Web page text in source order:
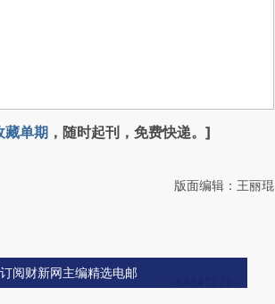
藏单期 ，随时起刊，免费快递。]
版面编辑：王丽琨
订阅财新网主编精选电邮